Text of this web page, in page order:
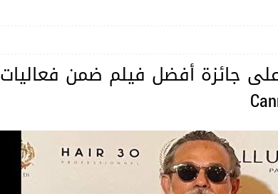
يتحصل على جائزة أفضل فيلم ضمن فعاليات